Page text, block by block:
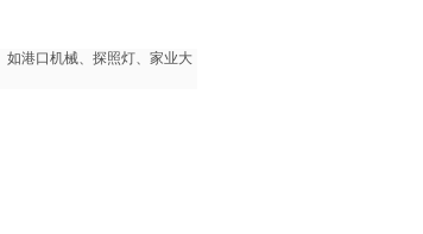
如港口机械、探照灯、家业大